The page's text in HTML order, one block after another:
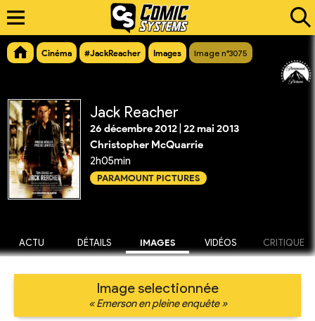
Cinéma #JackReacher Images Image n°3075
Jack Reacher
26 décembre 2012 22 mai 2013
Christopher McQuarrie
2h05min
PARAMOUNT PICTURES
ACTU DÉTAILS IMAGES VIDÉOS CRITIQUE
Image selectionnée
« Emerson en pleine enquête »